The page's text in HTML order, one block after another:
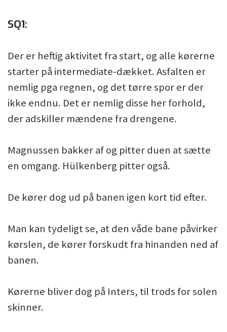
SQ1:
Der er heftig aktivitet fra start, og alle kørerne
starter på intermediate-dækket. Asfalten er
nemlig pga regnen, og det tørre spor er der
ikke endnu. Det er nemlig disse her forhold,
der adskiller mændene fra drengene.
Magnussen bakker af og pitter duen at sætte
en omgang. Hülkenberg pitter også.
De kører dog ud på banen igen kort tid efter.
Man kan tydeligt se, at den våde bane påvirker
kørslen, de kører forskudt fra hinanden ned af
banen.
Kørerne bliver dog på Inters, til trods for solen
skinner.